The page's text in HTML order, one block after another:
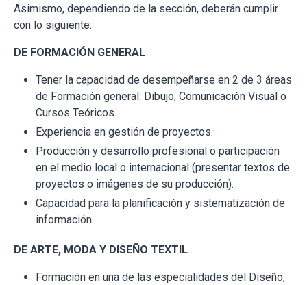
Asimismo, dependiendo de la sección, deberán cumplir
con lo siguiente:
DE FORMACIÓN GENERAL
Tener la capacidad de desempeñarse en 2 de 3 áreas
de Formación general: Dibujo, Comunicación Visual o
Cursos Teóricos.
Experiencia en gestión de proyectos.
Producción y desarrollo profesional o participación
en el medio local o internacional (presentar textos de
proyectos o imágenes de su producción).
Capacidad para la planificación y sistematización de
información.
DE ARTE, MODA Y DISEÑO TEXTIL
Formación en una de las especialidades del Diseño,